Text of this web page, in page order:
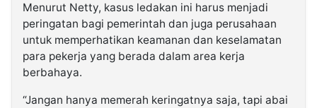
Menurut Netty, kasus ledakan ini harus menjadi
peringatan bagi pemerintah dan juga perusahaan
untuk memperhatikan keamanan dan keselamatan
para pekerja yang berada dalam area kerja
berbahaya.
“Jangan hanya memerah keringatnya saja, tapi abai